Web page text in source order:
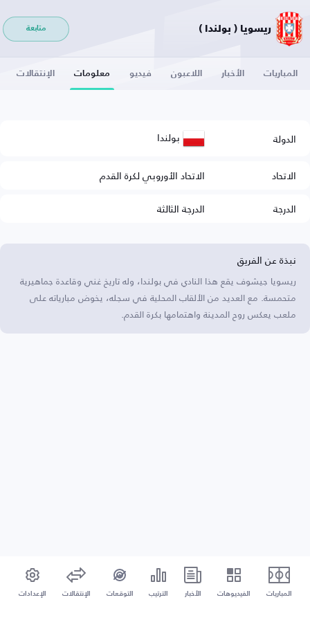
ريسويا ( بولندا ) متابعة
المباريات الأخبار اللاعبون فيديو معلومات الإنتقالات
الدولة بولندا
الاتحاد
الاتحاد الأوروبي لكرة القدم
الدرجة
الدرجة الثالثة
نبذة عن الفريق
ريسويا جيشوف يقع هذا النادي في بولندا، وله تاريخ غني وقاعدة جماهيرية
متحمسة. مع العديد من الألقاب المحلية في سجله، يخوض مبارياته على
ملعب يعكس روح المدينة واهتمامها بكرة القدم.
المباريات الفيديوهات الأخبار الترتيب التوقعات الإنتقالات الإعدادات